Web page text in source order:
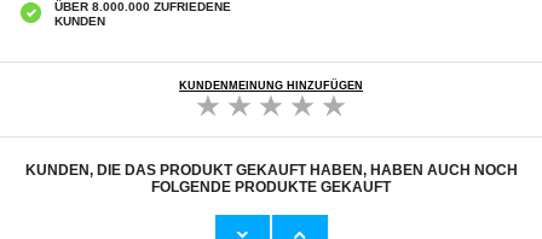
ÜBER 8.000.000 ZUFRIEDENE
KUNDEN
KUNDENMEINUNG HINZUFÜGEN
KUNDEN, DIE DAS PRODUKT GEKAUFT HABEN, HABEN AUCH NOCH
FOLGENDE PRODUKTE GEKAUFT
High-Speed USB 3.1 zu USB-C OTG Adapter
Universal 4-Port Schnelles Aufladen USB-